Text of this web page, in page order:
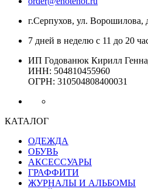
г.Серпухов, ул. Ворошилова,
7 дней в неделю с 11 до 20
ИП Годованюк Кирилл
ИНН: 504810455960
ОГРН: 310504808400031
КАТАЛОГ
ОДЕЖДА
ОБУВЬ
АКСЕССУАРЫ
ГРАФФИТИ
ЖУРНАЛЫ И АЛЬБОМЫ